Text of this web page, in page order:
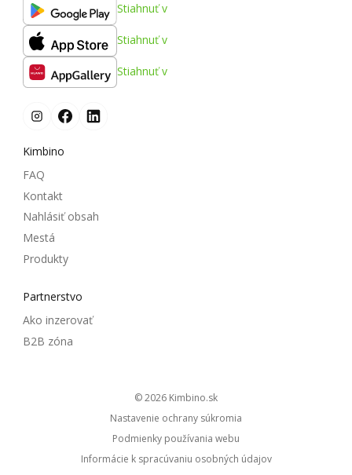
Stiahnuť v
Stiahnuť v
Stiahnuť v
Kimbino
FAQ
Kontakt
Nahlásiť obsah
Mestá
Produkty
Partnerstvo
Ako inzerovať
B2B zóna
© 2026
kimbino.sk
Nastavenie ochrany súkromia
Podmienky používania webu
Informácie k spracúvaniu osobných údajov